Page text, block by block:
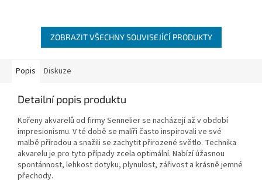
ZOBRAZIT VŠECHNY SOUVISEJÍCÍ PRODUKTY
Popis Diskuze
Detailní popis produktu
Kořeny akvarelů od firmy Sennelier se nacházejí až v období
impresionismu. V té době se malíři často inspirovali ve své
malbě přírodou a snažili se zachytit přirozené světlo. Technika
akvarelu je pro tyto případy zcela optimální. Nabízí úžasnou
spontánnost, lehkost dotyku, plynulost, zářivost a krásně jemné
přechody.